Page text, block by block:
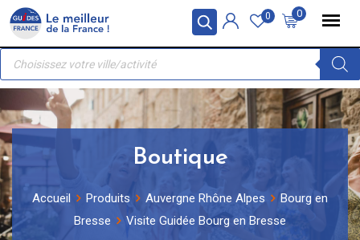
Panneau de gestion des cookies
Skip
content
0
0
Recherche
produits
Boutique
Accueil Produits Auvergne Rhône Alpes
Bourg en
Bresse
Visite Guidée Bourg en Bresse